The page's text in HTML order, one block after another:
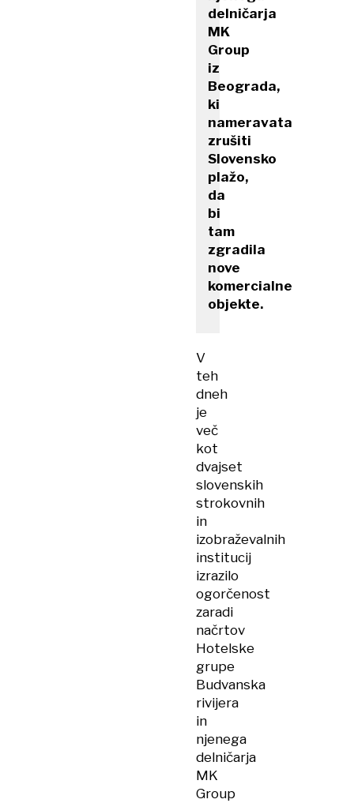
delničarja
MK
Group
iz
Beograda,
ki
nameravata
zrušiti
Slovensko
plažo,
da
bi
tam
zgradila
nove
komercialne
objekte.
V
teh
dneh
je
več
kot
dvajset
slovenskih
strokovnih
in
izobraževalnih
institucij
izrazilo
ogorčenost
zaradi
načrtov
Hotelske
grupe
Budvanska
rivijera
in
njenega
delničarja
MK
Group